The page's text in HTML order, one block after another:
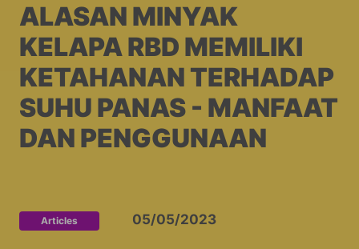
ALASAN MINYAK
KELAPA RBD MEMILIKI
KETAHANAN TERHADAP
SUHU PANAS - MANFAAT
DAN PENGGUNAAN
Articles 05/05/2023